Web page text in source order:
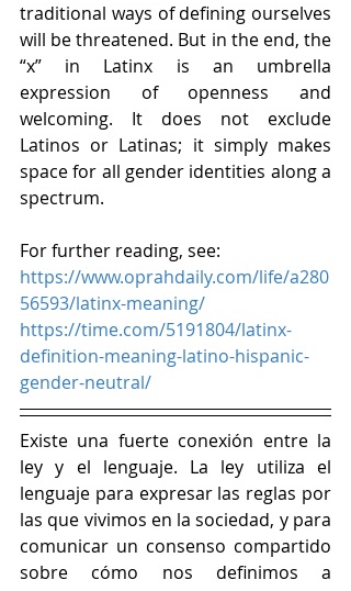
traditional ways of defining ourselves
will be threatened. But in the end, the
“x” in Latinx is an umbrella
expression of openness and
welcoming. It does not exclude
Latinos or Latinas; it simply makes
space for all gender identities along a
spectrum.
For further reading, see:
https://www.oprahdaily.com/life/a280
56593/latinx-meaning/
https://time.com/5191804/latinx-
definition-meaning-latino-hispanic-
gender-neutral/
Existe una fuerte conexión entre la
ley y el lenguaje. La ley utiliza el
lenguaje para expresar las reglas por
las que vivimos en la sociedad, y para
comunicar un consenso compartido
sobre cómo nos definimos a